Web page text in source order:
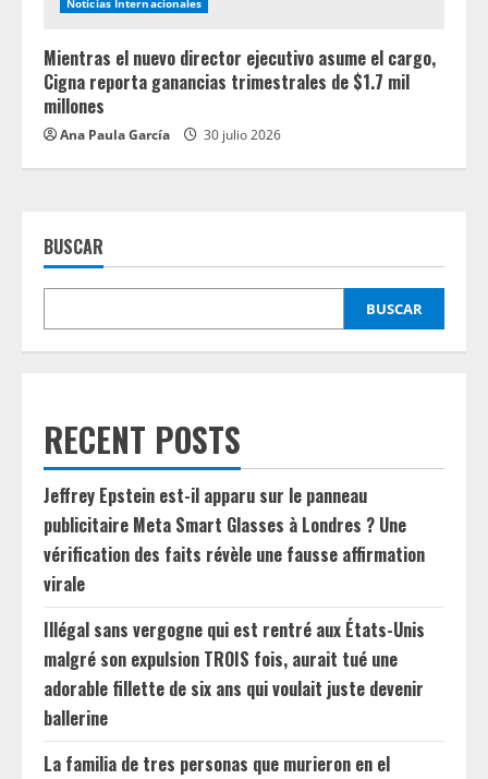
Noticias Internacionales
Mientras el nuevo director ejecutivo asume el cargo,
Cigna reporta ganancias trimestrales de $1.7 mil
millones
Ana Paula García 30 julio 2026
BUSCAR
BUSCAR
RECENT POSTS
Jeffrey Epstein est-il apparu sur le panneau
publicitaire Meta Smart Glasses à Londres ? Une
vérification des faits révèle une fausse affirmation
virale
Illégal sans vergogne qui est rentré aux États-Unis
malgré son expulsion TROIS fois, aurait tué une
adorable fillette de six ans qui voulait juste devenir
ballerine
La familia de tres personas que murieron en el